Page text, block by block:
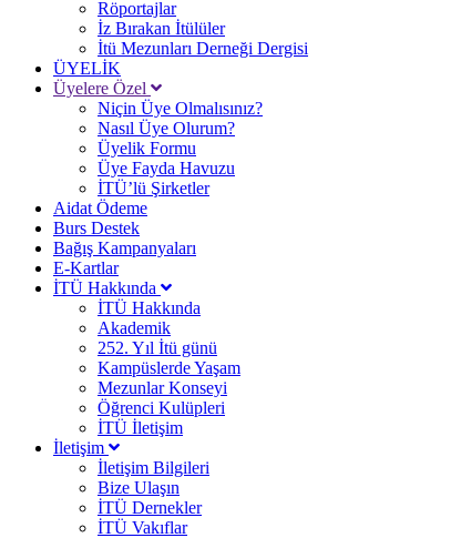
Röportajlar
İz Bırakan İtülüler
İtü Mezunları Derneği Dergisi
ÜYELİK
Üyelere Özel
Niçin Üye Olmalısınız?
Nasıl Üye Olurum?
Üyelik Formu
Üye Fayda Havuzu
İTÜ’lü Şirketler
Aidat Ödeme
Burs Destek
Bağış Kampanyaları
E-Kartlar
İTÜ Hakkında
İTÜ Hakkında
Akademik
252. Yıl İtü günü
Kampüslerde Yaşam
Mezunlar Konseyi
Öğrenci Kulüpleri
İTÜ İletişim
İletişim
İletişim Bilgileri
Bize Ulaşın
İTÜ Dernekler
İTÜ Vakıflar